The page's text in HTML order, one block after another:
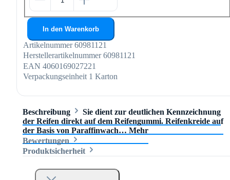
In den Warenkorb
Artikelnummer 60981121
Herstellerartikelnummer 60981121
EAN 4060169027221
Verpackungseinheit 1 Karton
Beschreibung
Sie dient zur deutlichen Kennzeichnung
der Reifen direkt auf dem Reifengummi. Reifenkreide auf
der Basis von Paraffinwach… Mehr
Bewertungen
Produktsicherheit